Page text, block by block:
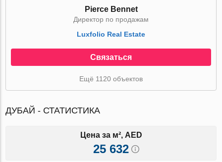
Pierce Bennet
Директор по продажам
Luxfolio Real Estate
Связаться
Ещё 1120 объектов
ДУБАЙ - СТАТИСТИКА
Цена за м², AED
25 632